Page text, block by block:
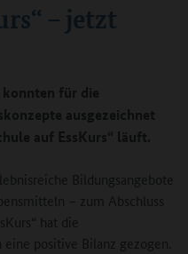
– jetzt
konnten für die
ausgezeichnet
auf EssKurs“ läuft.
Bildungsangebote
– zum Abschluss
hat die
positive Bilanz gezogen.